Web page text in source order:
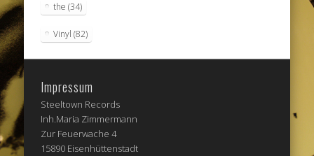
the (34)
Vinyl (82)
Impressum
Steeltown Records
Inh.Maria Zimmermann
Zur Feuerwache 4
15890 Eisenhüttenstadt